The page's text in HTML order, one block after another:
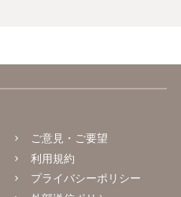
ご意見・ご要望
利用規約
プライバシーポリシー